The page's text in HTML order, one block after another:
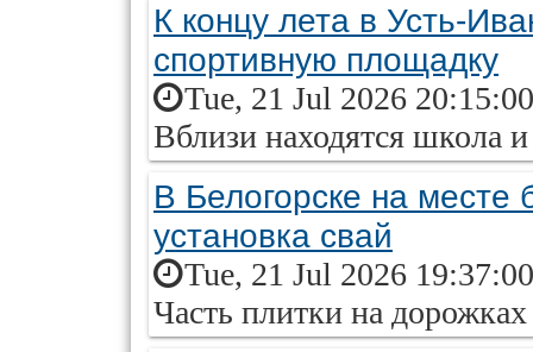
К концу лета в Усть-
спортивную площадку
Tue, 21 Jul 2026
Вблизи находятся школа и
В Белогорске на месте
установка свай
Tue, 21 Jul 2026
Часть плитки на